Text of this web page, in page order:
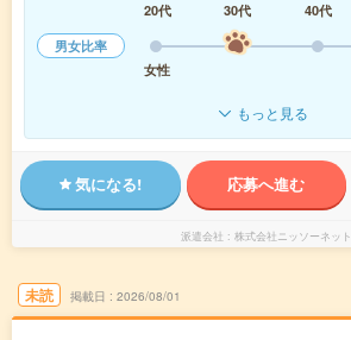
20代
30代 40代
男女比率
女性
もっと見る
気になる! 応募へ進む
派遣会社 株式会社ニッソーネット
未読 掲載日 2026/08/01